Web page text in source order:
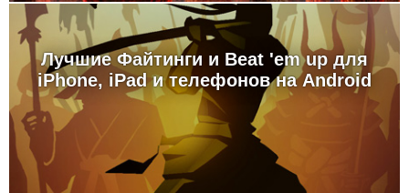
Лучшие Файтинги и Beat 'em up для
iPhone, iPad и телефонов на Android